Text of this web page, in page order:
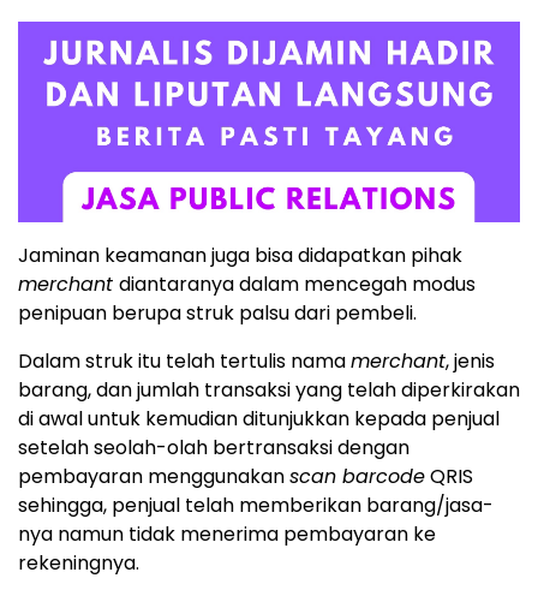
Jaminan keamanan juga bisa didapatkan pihak
merchant diantaranya dalam mencegah modus
penipuan berupa struk palsu dari pembeli.
Dalam struk itu telah tertulis namamerchant, jenis
barang, dan jumlah transaksi yang telah diperkirakan
di awal untuk kemudian ditunjukkan kepada penjual
setelah seolah-olah bertransaksi dengan
pembayaran menggunakanscan barcodeQRIS
sehingga, penjual telah memberikan barang/jasa-
nya namun tidak menerima pembayaran ke
rekeningnya.